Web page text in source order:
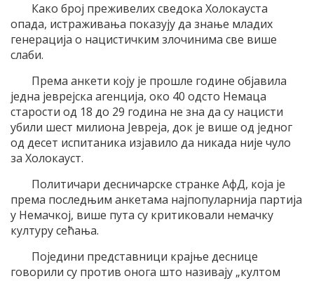
Како број преживелих сведока Холокауста
опада, истраживања показују да знање младих
генерација о нацистичким злочинима све више
слаби.
Према анкети коју је прошле године објавила
једна јеврејска агенција, око 40 одсто Немаца
старости од 18 до 29 година не зна да су нацисти
убили шест милиона Јевреја, док је више од једног
од десет испитаника изјавило да никада није чуло
за Холокауст.
Политичари десничарске странке АфД, која је
према последњим анкетама најпопуларнија партија
у Немачкој, више пута су критиковали немачку
културу сећања.
Поједини представници крајње деснице
говорили су против онога што називају „култом